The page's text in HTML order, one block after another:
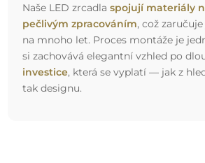
Naše LED zrcadla spojují materiály
pečlivým zpracováním, což
na mnoho let. Proces montáže je
si zachovává elegantní vzhled po
investice, která se vyplatí — jak z
tak designu.